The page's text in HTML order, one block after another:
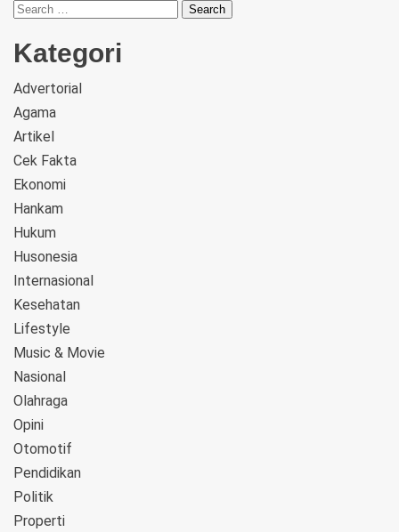
Telegram
Kategori
Advertorial
Agama
Artikel
Cek Fakta
Ekonomi
Hankam
Hukum
Husonesia
Internasional
Kesehatan
Lifestyle
Music & Movie
Nasional
Olahraga
Opini
Otomotif
Pendidikan
Politik
Properti